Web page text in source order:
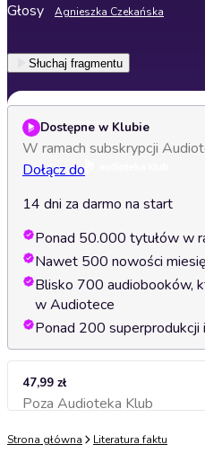
Głosy Agnieszka Czekańska
Słuchaj fragmentu
Dostępne w Klubie
W ramach subskrypcji
Dołącz do
14 dni za darmo na start
Ponad 50.000 tytułów w
Nawet 500 nowości
Blisko 700 audiobooków,
w Audiotece
Ponad 200 superprodukcji
47,99 zł
Poza Audioteka KlubDodaj do
Strona główna Literatura faktu